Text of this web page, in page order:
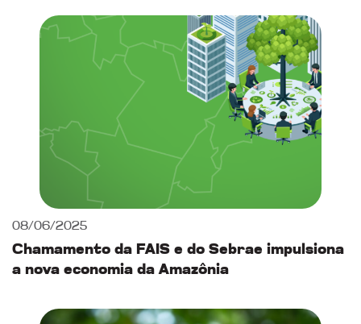
08/06/2025
Chamamento da FAIS e do Sebrae impulsiona
a nova economia da Amazônia